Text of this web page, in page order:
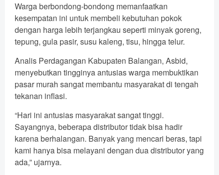
Warga berbondong-bondong memanfaatkan
kesempatan ini untuk membeli kebutuhan pokok
dengan harga lebih terjangkau seperti minyak goreng,
tepung, gula pasir, susu kaleng, tisu, hingga telur.
Analis Perdagangan Kabupaten Balangan, Asbid,
menyebutkan tingginya antusias warga membuktikan
pasar murah sangat membantu masyarakat di tengah
tekanan inflasi.
“Hari ini antusias masyarakat sangat tinggi.
Sayangnya, beberapa distributor tidak bisa hadir
karena berhalangan. Banyak yang mencari beras, tapi
kami hanya bisa melayani dengan dua distributor yang
ada,” ujarnya.